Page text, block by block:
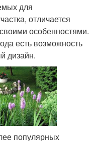
для
отличается
особенностями.
есть возможность
дизайн.
популярных